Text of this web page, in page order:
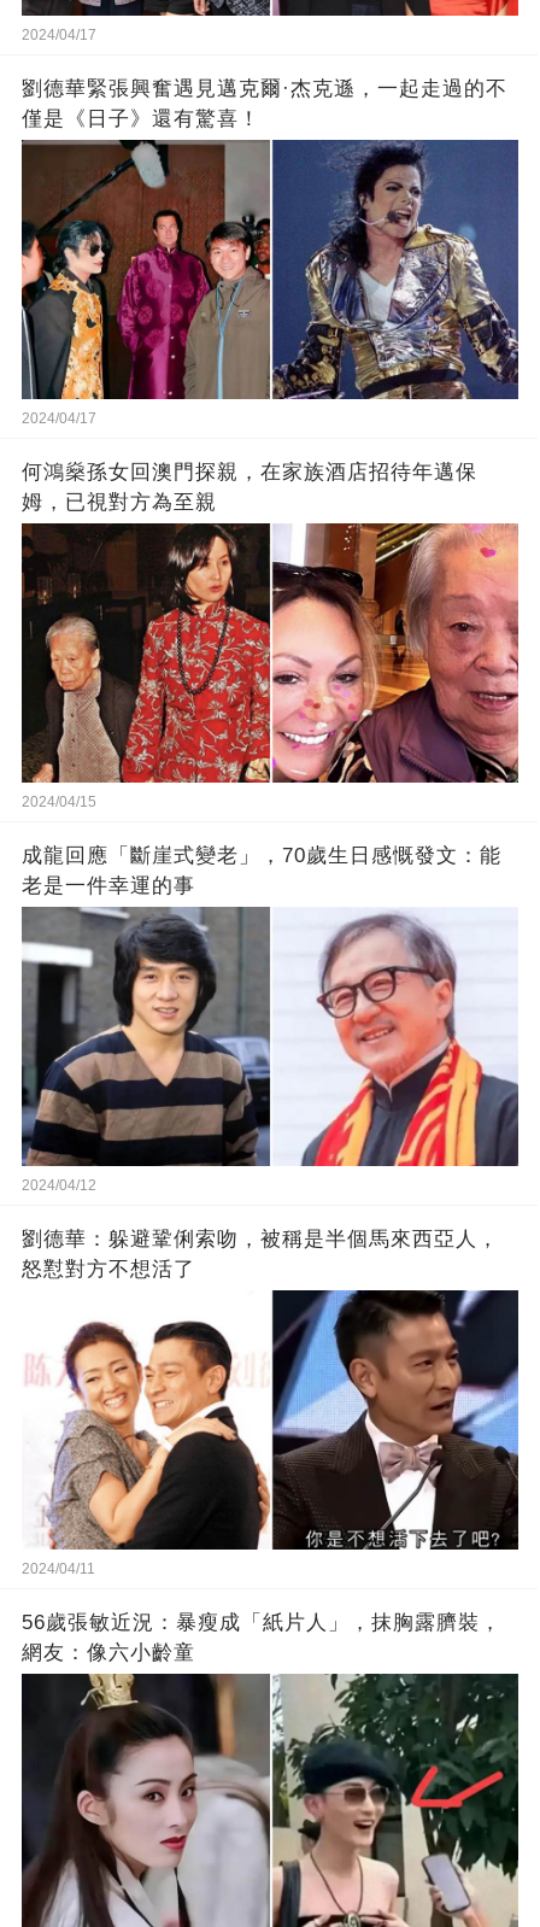
2024/04/17
劉德華緊張興奮遇見邁克爾·杰克遜，一起走過的不
僅是《日子》還有驚喜！
2024/04/17
何鴻燊孫女回澳門探親，在家族酒店招待年邁保
姆，已視對方為至親
2024/04/15
成龍回應「斷崖式變老」，70歲生日感慨發文：能
老是一件幸運的事
2024/04/12
劉德華：躲避鞏俐索吻，被稱是半個馬來西亞人，
怒懟對方不想活了
2024/04/11
56歲張敏近況：暴瘦成「紙片人」，抹胸露臍裝，
網友：像六小齡童